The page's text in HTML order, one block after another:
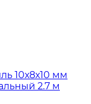
10х8х10 мм
2.7 м